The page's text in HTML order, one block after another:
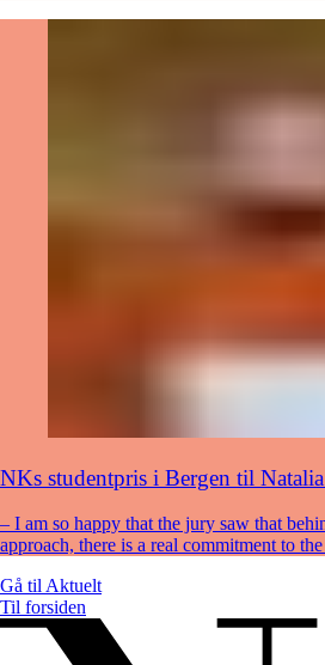
NKs studentpris i Bergen til
– I am so happy that the jury saw that
approach, there is a real commitment to
Gå til Aktuelt
Til forsiden